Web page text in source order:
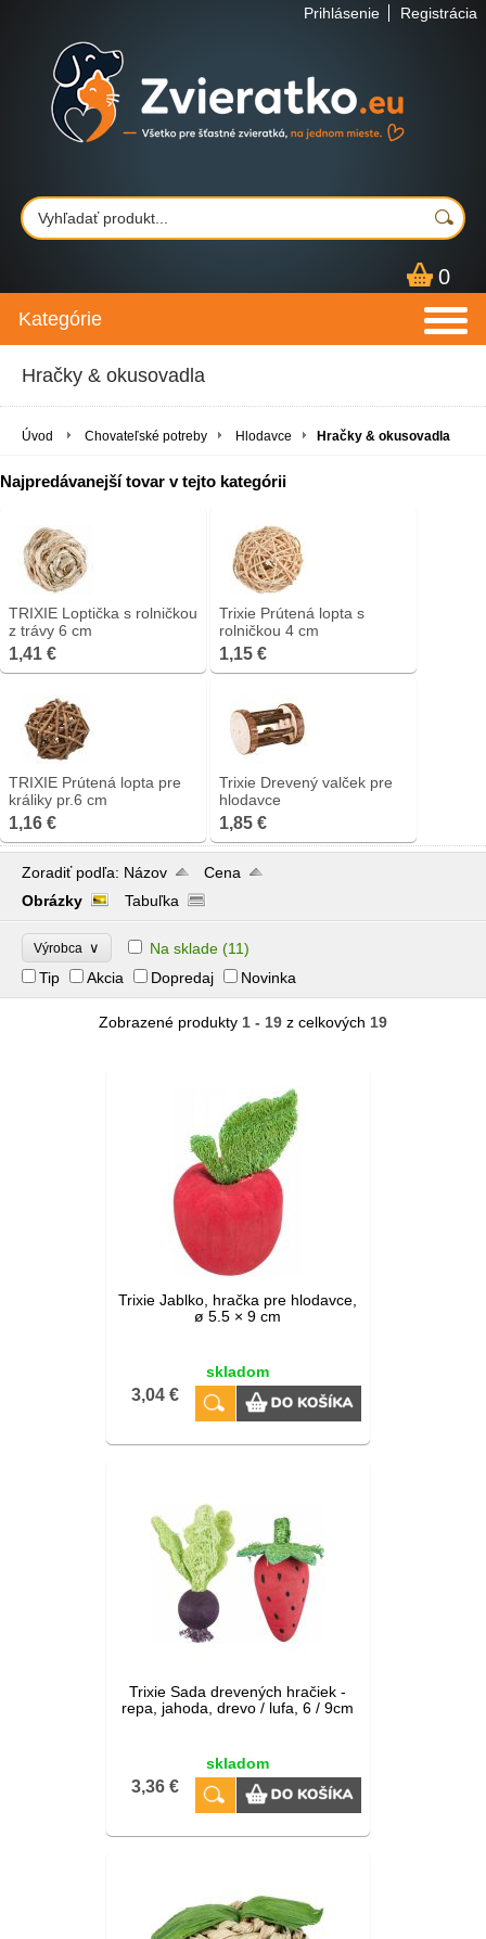
Prihlásenie Registrácia
0
Kategórie
Hračky & okusovadla
Úvod Chovateľské potreby Hlodavce Hračky & okusovadla
Najpredávanejší tovar v tejto kategórii
TRIXIE Loptička s rolničkou
z trávy 6 cm
1,41 €
Trixie Prútená lopta s
rolničkou 4 cm
1,15 €
TRIXIE Prútená lopta pre
králiky pr.6 cm
1,16 €
Trixie Drevený valček pre
hlodavce
1,85 €
Zoradiť podľa: Názov
Cena
Obrázky
Tabuľka
Výrobca ∨ Na sklade (11)
Tip
Akcia Dopredaj Novinka
Zobrazené produkty 1 - 19 z celkových 19
Trixie Jablko, hračka pre hlodavce,
ø 5.5 × 9 cm
skladom
3,04 €
Trixie Sada drevených hračiek -
repa, jahoda, drevo / lufa, 6 / 9cm
skladom
3,36 €